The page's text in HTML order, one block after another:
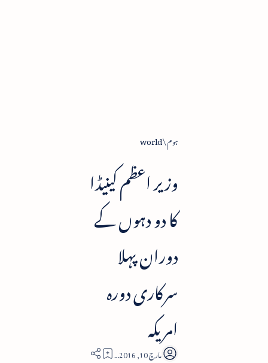
ہوم world
وزیر اعظم کینیڈا
کا دو دہوں کے
دوران پہلا
سرکاری دورہ
امریکہ
3